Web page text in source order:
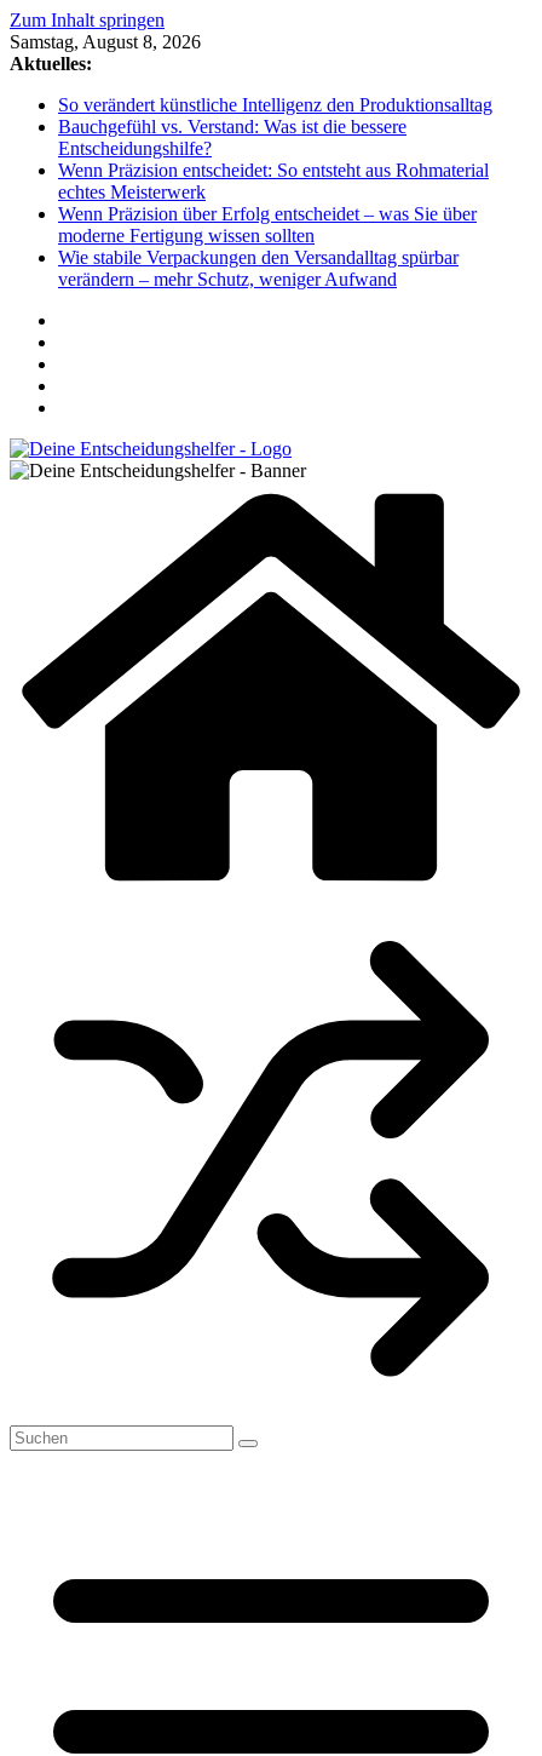
Zum Inhalt springen
Samstag, August 8, 2026
Aktuelles:
So verändert künstliche Intelligenz den Produktionsalltag
Bauchgefühl vs. Verstand: Was ist die bessere
Entscheidungshilfe?
Wenn Präzision entscheidet: So entsteht aus Rohmaterial
echtes Meisterwerk
Wenn Präzision über Erfolg entscheidet – was Sie über
moderne Fertigung wissen sollten
Wie stabile Verpackungen den Versandalltag spürbar
verändern – mehr Schutz, weniger Aufwand